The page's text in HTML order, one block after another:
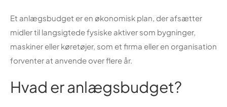
Et anlægsbudget er en økonomisk plan, der afsætter
midler til langsigtede fysiske aktiver som bygninger,
maskiner eller køretøjer, som et firma eller en organisation
forventer at anvende over flere år.
Hvad er anlægsbudget?